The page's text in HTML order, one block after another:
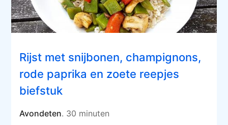
Rijst met snijbonen, champignons,
rode paprika en zoete reepjes
biefstuk
Avondeten. 30 minuten